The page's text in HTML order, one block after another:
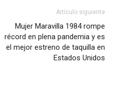
Artículo siguiente
Mujer Maravilla 1984 rompe
récord en plena pandemia y es
el mejor estreno de taquilla en
Estados Unidos